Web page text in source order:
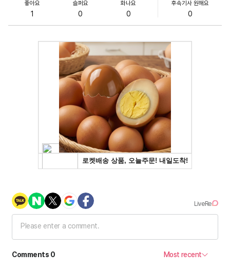
좋아요
1
슬퍼요
0
화나요
0
후속기사 원해요
0